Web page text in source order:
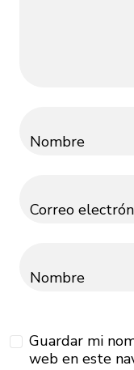
Nombre
Correo
Nombre
Guardar mi
web en este